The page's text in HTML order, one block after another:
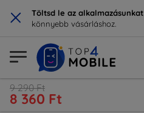
× Töltsd le az alkalmazásunkat
könnyebb vásárláshoz.
9 290 Ft
8 360 Ft